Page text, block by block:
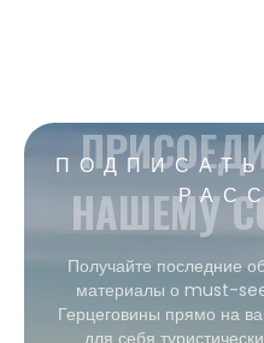
НАШЕМУ
Получайте последние
материалы о must-
Герцеговины прямо на
для себя